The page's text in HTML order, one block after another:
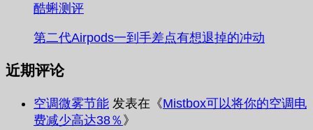
酷蝌测评
第二代Airpods一到手差点有想退掉的冲动
近期评论
空调微雾节能 发表在《Mistbox可以将你的空调电
费减少高达38％ 》